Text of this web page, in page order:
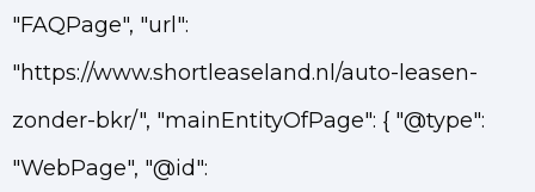
"FAQPage", "url":
"https://www.shortleaseland.nl/auto-leasen-
zonder-bkr/", "mainEntityOfPage": { "@type":
"WebPage", "@id":